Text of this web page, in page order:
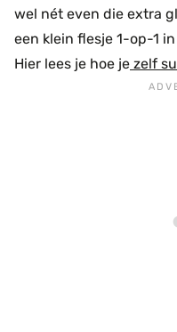
wel nét even die extra
een klein flesje 1-op-1
Hier lees je hoe je zelf